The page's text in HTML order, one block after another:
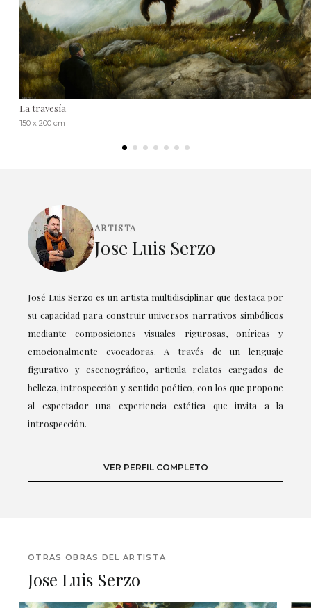
La travesía
150 x 200 cm
ARTISTA
Jose Luis Serzo
José Luis Serzo es un artista multidisciplinar que destaca por
su capacidad para construir universos narrativos simbólicos
mediante composiciones visuales rigurosas, oníricas y
emocionalmente evocadoras. A través de un lenguaje
figurativo y escenográfico, articula relatos cargados de
belleza, introspección y sentido poético, con los que propone
al espectador una experiencia estética que invita a la
introspección.
VER PERFIL COMPLETO
OTRAS OBRAS DEL ARTISTA
Jose Luis Serzo